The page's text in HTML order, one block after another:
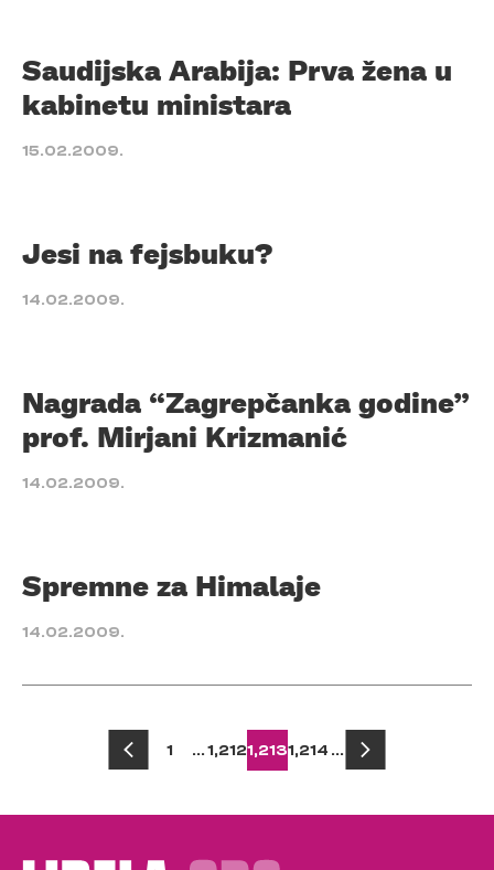
Saudijska Arabija: Prva žena u
kabinetu ministara
15.02.2009.
Jesi na fejsbuku?
14.02.2009.
Nagrada “Zagrepčanka godine”
prof. Mirjani Krizmanić
14.02.2009.
Spremne za Himalaje
14.02.2009.
Posts
pagination
1 …1,2121,2131,214 …